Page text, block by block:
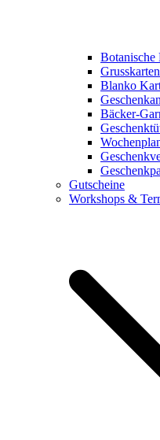
Botanische
Grusskarten
Blanko
Bäcker-
Gutscheine
Workshops &